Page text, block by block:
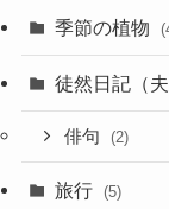
季節の植物
徒然日記（夫
俳句 (2)
旅行 (5)